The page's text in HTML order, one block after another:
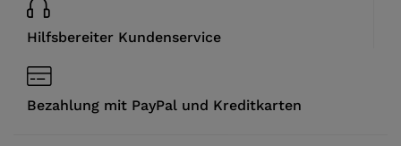
Hilfsbereiter Kundenservice
Bezahlung mit PayPal und Kreditkarten